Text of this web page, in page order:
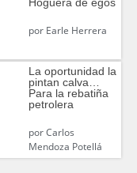
Hoguera de egos
porEarle Herrera
La oportunidad la
pintan calva…
Para la rebatiña
petrolera
porCarlos
Mendoza Potellá